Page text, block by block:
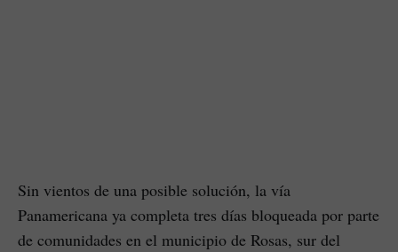
Sin vientos de una posible solución, la vía
Panamericana ya completa tres días bloqueada por parte
de comunidades en el municipio de Rosas, sur del